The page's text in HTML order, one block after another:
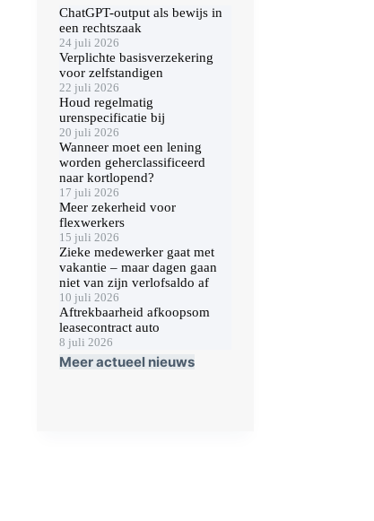
ChatGPT-output als bewijs in
een rechtszaak
24 juli 2026
Verplichte basisverzekering
voor zelfstandigen
22 juli 2026
Houd regelmatig
urenspecificatie bij
20 juli 2026
Wanneer moet een lening
worden geherclassificeerd
naar kortlopend?
17 juli 2026
Meer zekerheid voor
flexwerkers
15 juli 2026
Zieke medewerker gaat met
vakantie – maar dagen gaan
niet van zijn verlofsaldo af
10 juli 2026
Aftrekbaarheid afkoopsom
leasecontract auto
8 juli 2026
Meer actueel nieuws